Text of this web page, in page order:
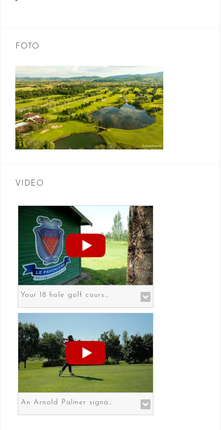
FOTO
VIDEO
Your 18 hole golf course in Prato the gateway to Florence
An Arnold Palmer signature course in Prato the gateway to Florence